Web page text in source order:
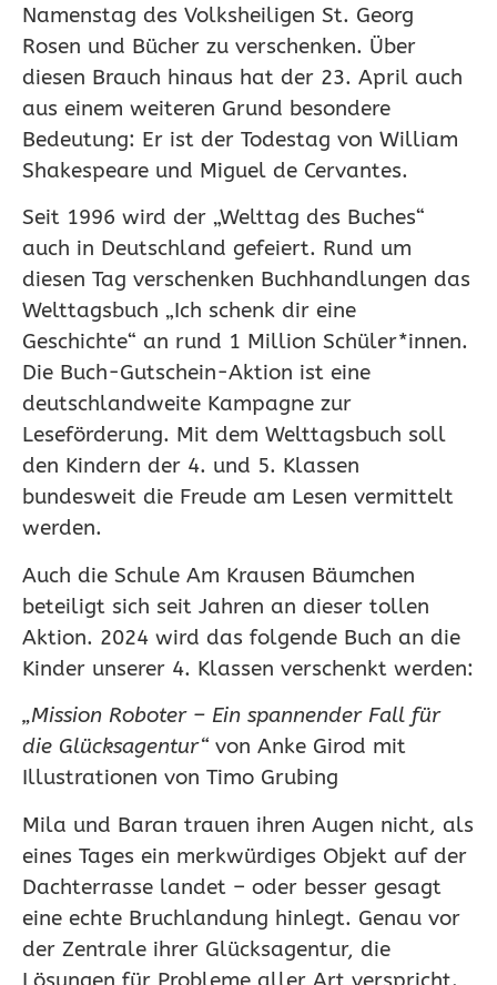
Namenstag des Volksheiligen St. Georg
Rosen und Bücher zu verschenken. Über
diesen Brauch hinaus hat der 23. April auch
aus einem weiteren Grund besondere
Bedeutung: Er ist der Todestag von William
Shakespeare und Miguel de Cervantes.
Seit 1996 wird der „Welttag des Buches“
auch in Deutschland gefeiert. Rund um
diesen Tag verschenken Buchhandlungen das
Welttagsbuch „Ich schenk dir eine
Geschichte“ an rund 1 Million Schüler*innen.
Die Buch-Gutschein-Aktion ist eine
deutschlandweite Kampagne zur
Leseförderung. Mit dem Welttagsbuch soll
den Kindern der 4. und 5. Klassen
bundesweit die Freude am Lesen vermittelt
werden.
Auch die Schule Am Krausen Bäumchen
beteiligt sich seit Jahren an dieser tollen
Aktion. 2024 wird das folgende Buch an die
Kinder unserer 4. Klassen verschenkt werden:
„Mission Roboter – Ein spannender Fall für
die Glücksagentur“ von Anke Girod mit
Illustrationen von Timo Grubing
Mila und Baran trauen ihren Augen nicht, als
eines Tages ein merkwürdiges Objekt auf der
Dachterrasse landet – oder besser gesagt
eine echte Bruchlandung hinlegt. Genau vor
der Zentrale ihrer Glücksagentur, die
Lösungen für Probleme aller Art verspricht.